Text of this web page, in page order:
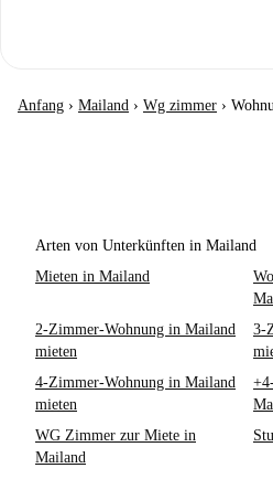
Anfang › Mailand › Wg zimmer ›
Arten von Unterkünften in Mailand
Mieten in Mailand
2-Zimmer-Wohnung in Mailand
mieten
3-
4-Zimmer-Wohnung in Mailand
mieten
WG Zimmer zur Miete in
Mailand